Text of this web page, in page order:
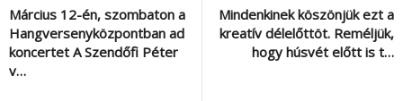
Március 12-én, szombaton a
Hangversenyközpontban ad
koncertet A Szendőfi Péter
v…
Mindenkinek köszönjük ezt a
kreatív délelőttöt. Reméljük,
hogy húsvét előtt is t…